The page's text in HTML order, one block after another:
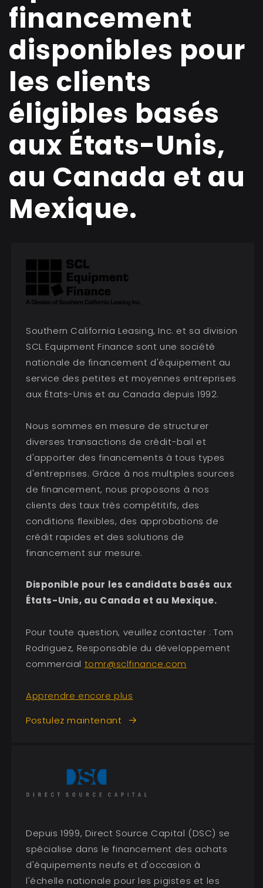
financement
disponibles pour
les clients
éligibles basés
aux États-Unis,
au Canada et au
Mexique.
Southern California Leasing, Inc. et sa division
SCL Equipment Finance sont une société
nationale de financement d'équipement au
service des petites et moyennes entreprises
aux États-Unis et au Canada depuis 1992.
Nous sommes en mesure de structurer
diverses transactions de crédit-bail et
d'apporter des financements à tous types
d'entreprises. Grâce à nos multiples sources
de financement, nous proposons à nos
clients des taux très compétitifs, des
conditions flexibles, des approbations de
crédit rapides et des solutions de
financement sur mesure.
Disponible pour les candidats basés aux
États-Unis, au Canada et au Mexique.
Pour toute question, veuillez contacter : Tom
Rodriguez, Responsable du développement
commercial tomr@sclfinance.com
Apprendre encore plus
Postulez maintenant
Depuis 1999, Direct Source Capital (DSC) se
spécialise dans le financement des achats
d'équipements neufs et d'occasion à
l'échelle nationale pour les pigistes et les